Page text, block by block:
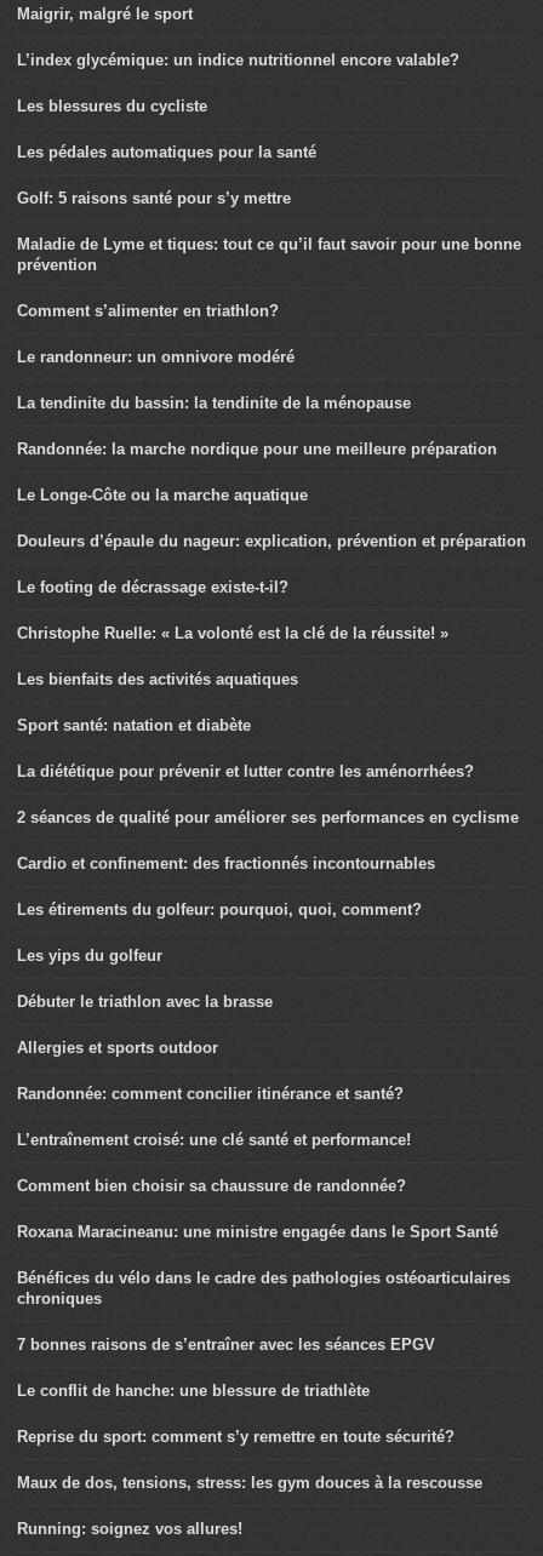
Maigrir, malgré le sport
L’index glycémique: un indice nutritionnel encore valable?
Les blessures du cycliste
Les pédales automatiques pour la santé
Golf: 5 raisons santé pour s’y mettre
Maladie de Lyme et tiques: tout ce qu’il faut savoir pour une bonne
prévention
Comment s’alimenter en triathlon?
Le randonneur: un omnivore modéré
La tendinite du bassin: la tendinite de la ménopause
Randonnée: la marche nordique pour une meilleure préparation
Le Longe-Côte ou la marche aquatique
Douleurs d’épaule du nageur: explication, prévention et préparation
Le footing de décrassage existe-t-il?
Christophe Ruelle: « La volonté est la clé de la réussite! »
Les bienfaits des activités aquatiques
Sport santé: natation et diabète
La diététique pour prévenir et lutter contre les aménorrhées?
2 séances de qualité pour améliorer ses performances en cyclisme
Cardio et confinement: des fractionnés incontournables
Les étirements du golfeur: pourquoi, quoi, comment?
Les yips du golfeur
Débuter le triathlon avec la brasse
Allergies et sports outdoor
Randonnée: comment concilier itinérance et santé?
L’entraînement croisé: une clé santé et performance!
Comment bien choisir sa chaussure de randonnée?
Roxana Maracineanu: une ministre engagée dans le Sport Santé
Bénéfices du vélo dans le cadre des pathologies ostéoarticulaires
chroniques
7 bonnes raisons de s’entraîner avec les séances EPGV
Le conflit de hanche: une blessure de triathlète
Reprise du sport: comment s’y remettre en toute sécurité?
Maux de dos, tensions, stress: les gym douces à la rescousse
Running: soignez vos allures!